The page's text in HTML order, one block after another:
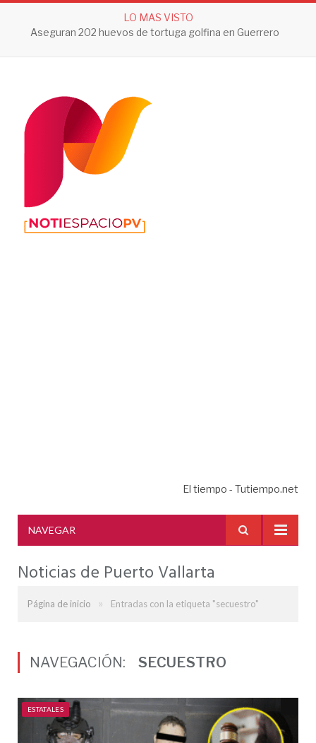
LO MAS VISTO
Aseguran 202 huevos de tortuga golfina en Guerrero
El tiempo - Tutiempo.net
NAVEGAR
Noticias de Puerto Vallarta
Página de inicio » Entradas con la etiqueta "secuestro"
NAVEGACIÓN: SECUESTRO
ESTATALES